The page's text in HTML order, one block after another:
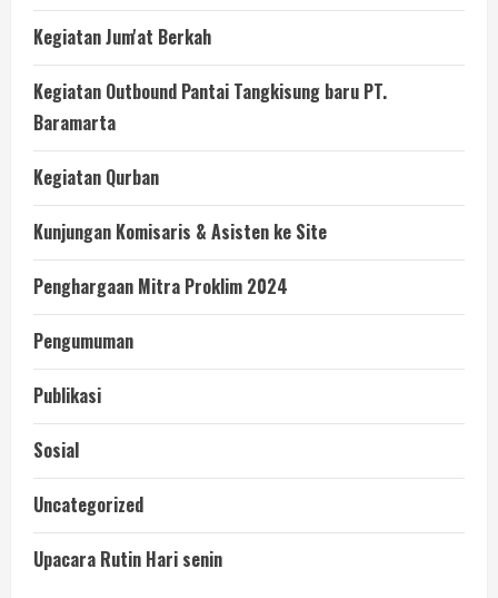
Kegiatan Jum'at Berkah
Kegiatan Outbound Pantai Tangkisung baru PT.
Baramarta
Kegiatan Qurban
Kunjungan Komisaris & Asisten ke Site
Penghargaan Mitra Proklim 2024
Pengumuman
Publikasi
Sosial
Uncategorized
Upacara Rutin Hari senin